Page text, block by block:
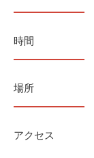
時間
場所
アクセス